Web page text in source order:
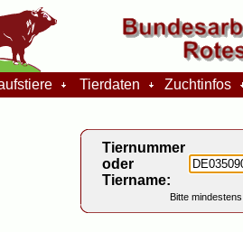
Tierdaten Zuchtinfos
Tiernummer
oder
Tiername:
Bitte